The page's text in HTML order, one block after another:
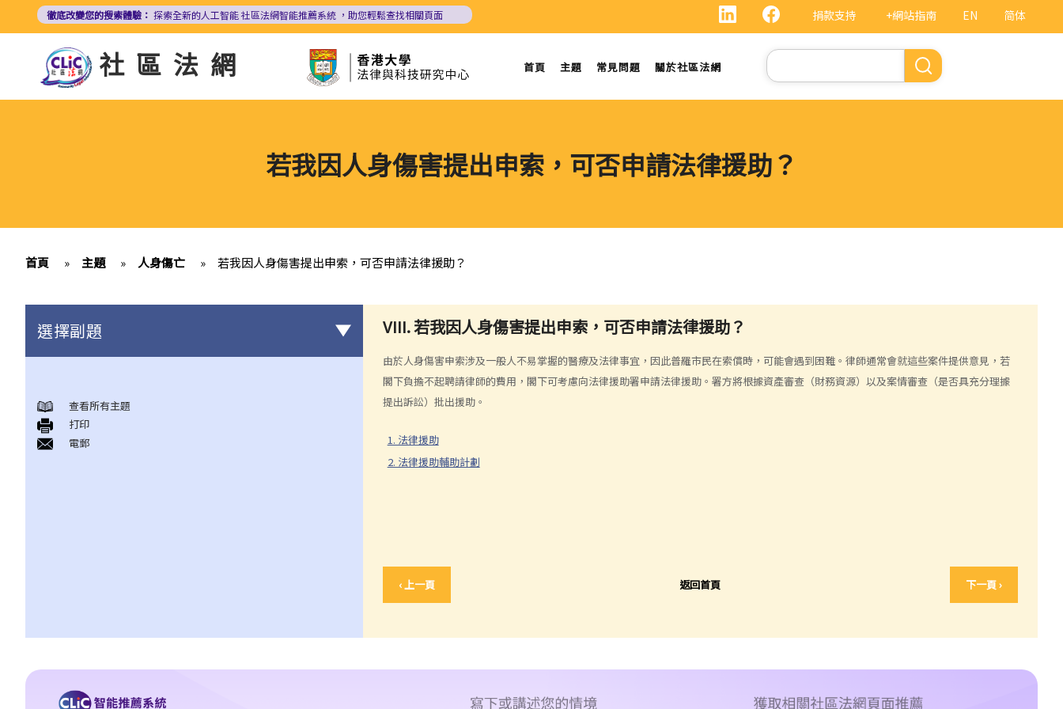
EN 简体
捐款支持 +網站指南
徹底改變您的搜索體驗： 探索全新的人工智能社區法網智能推薦系統 ，助您輕鬆查找相關頁面
社區法網 首頁 主題 常見問題 關於社區法網
Search
若我因人身傷害提出申索，可否申請法律援助？
首頁 » 主題 » 人身傷亡 » 若我因人身傷害提出申索，可否申請法律援助？
VIII. 若我因人身傷害提出申索，可否申請法律援助？
由於人身傷害申索涉及一般人不易掌握的醫療及法律事宜，因此普羅市民在索償時，可能會遇到困難。律師通常會就這些案件提供意見，若
閣下負擔不起聘請律師的費用，閣下可考慮向法律援助署申請法律援助。署方將根據資產審查（財務資源）以及案情審查（是否具充分理據
提出訴訟）批出援助。
1. 法律援助
2. 法律援助輔助計劃
‹ 上一頁 返回首頁 下一頁 ›
選擇副題
可能導致人身傷害的常見意外
A. 交通意外
B. 醫療疏忽
2. 傳訊令狀
查看所有主題
打印
電郵